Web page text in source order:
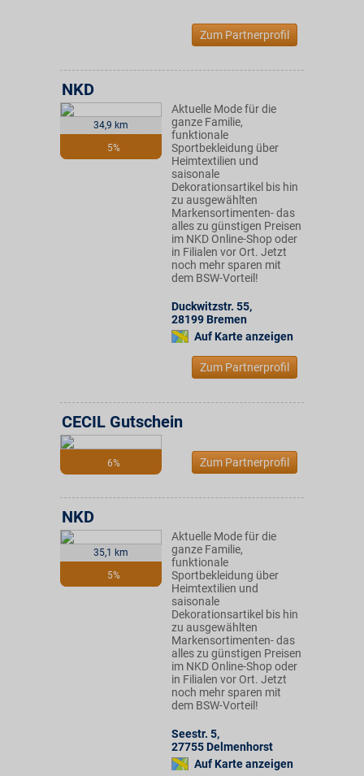
Zum Partnerprofil
34,9 km
5%
NKD
Aktuelle Mode für die
ganze Familie,
funktionale
Sportbekleidung über
Heimtextilien und
saisonale
Dekorationsartikel bis hin
zu ausgewählten
Markensortimenten- das
alles zu günstigen Preisen
im NKD Online-Shop oder
in Filialen vor Ort. Jetzt
noch mehr sparen mit
dem BSW-Vorteil!
Duckwitzstr. 55,
28199 Bremen
Auf Karte anzeigen
Zum Partnerprofil
6%
CECIL Gutschein
Zum Partnerprofil
35,1 km
5%
NKD
Aktuelle Mode für die
ganze Familie,
funktionale
Sportbekleidung über
Heimtextilien und
saisonale
Dekorationsartikel bis hin
zu ausgewählten
Markensortimenten- das
alles zu günstigen Preisen
im NKD Online-Shop oder
in Filialen vor Ort. Jetzt
noch mehr sparen mit
dem BSW-Vorteil!
Seestr. 5,
27755 Delmenhorst
Auf Karte anzeigen